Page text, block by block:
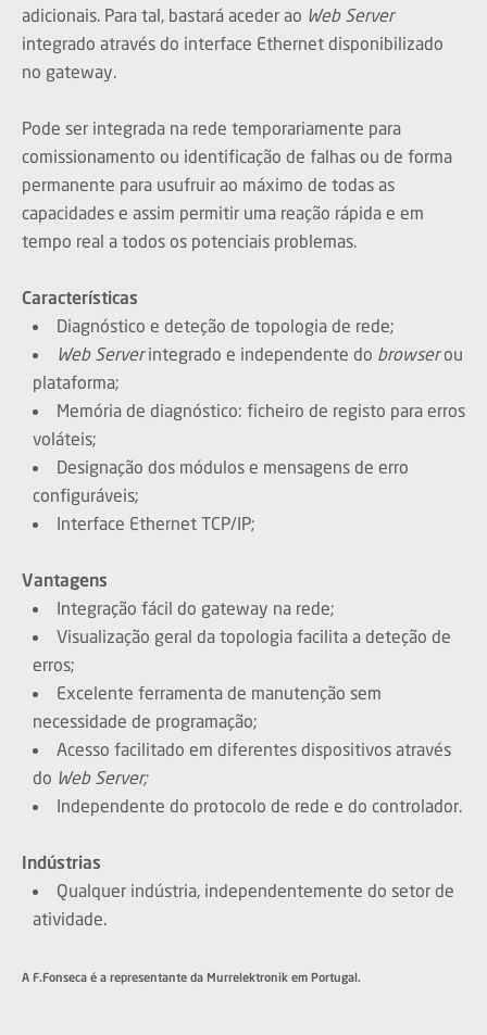
adicionais. Para tal, bastará aceder ao Web Server
integrado através do interface Ethernet disponibilizado
no gateway.
Pode ser integrada na rede temporariamente para
comissionamento ou identificação de falhas ou de forma
permanente para usufruir ao máximo de todas as
capacidades e assim permitir uma reação rápida e em
tempo real a todos os potenciais problemas.
Características
Diagnóstico e deteção de topologia de rede;
Web Serverintegrado e independente do browserou
plataforma;
Memória de diagnóstico: ficheiro de registo para erros
voláteis;
Designação dos módulos e mensagens de erro
configuráveis;
Interface Ethernet TCP/IP;
Vantagens
Integração fácil do gateway na rede;
Visualização geral da topologia facilita a deteção de
erros;
Excelente ferramenta de manutenção sem
necessidade de programação;
Acesso facilitado em diferentes dispositivos através
do Web Server;
Independente do protocolo de rede e do controlador.
Indústrias
Qualquer indústria, independentemente do setor de
atividade.
A F.Fonseca é a representante da Murrelektronik em Portugal.